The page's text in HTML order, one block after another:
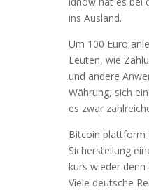
ins Ausland.
Um 100 Euro
Leuten, wie
und andere
Währung, sich
es zwar
Bitcoin plattform
Sicherstellung
kurs wieder
Viele deutsche